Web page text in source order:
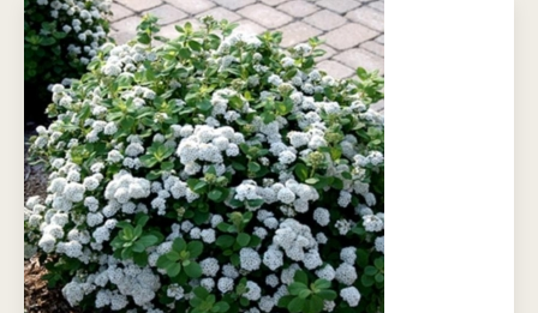
Физалис
Флокс
Форзиция
Фуксия
Хоста
Хризантема